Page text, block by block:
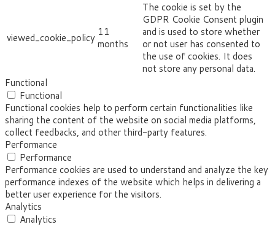
viewed_cookie_policy 11
months
The cookie is set by the
GDPR Cookie Consent plugin
and is used to store whether
or not user has consented to
the use of cookies. It does
not store any personal data.
Functional
Functional
Functional cookies help to perform certain functionalities like
sharing the content of the website on social media platforms,
collect feedbacks, and other third-party features.
Performance
Performance
Performance cookies are used to understand and analyze the key
performance indexes of the website which helps in delivering a
better user experience for the visitors.
Analytics
Analytics